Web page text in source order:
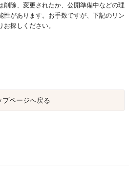
削除、変更されたか、公開準備中などの理
性があります。お手数ですが、下記のリン
お探しください。
プページへ戻る